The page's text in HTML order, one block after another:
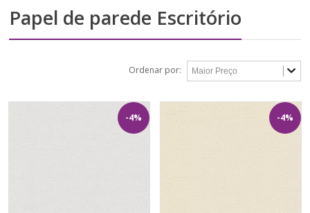
Papel de parede Escritório
Ordenar por:
-4% -4%